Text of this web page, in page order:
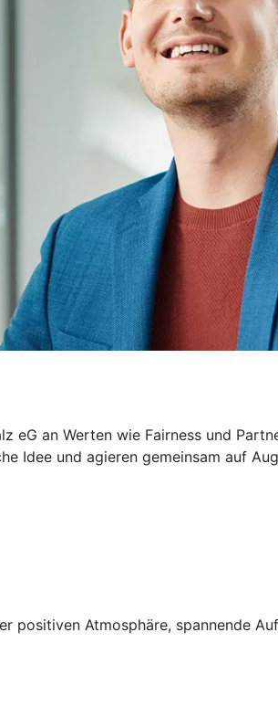
eG an Werten wie Fairness und
Idee und agieren gemeinsam auf
positiven Atmosphäre, spannende